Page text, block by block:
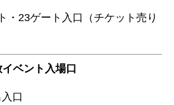
・23ゲート入口（チケット売り
ベント入場口
口